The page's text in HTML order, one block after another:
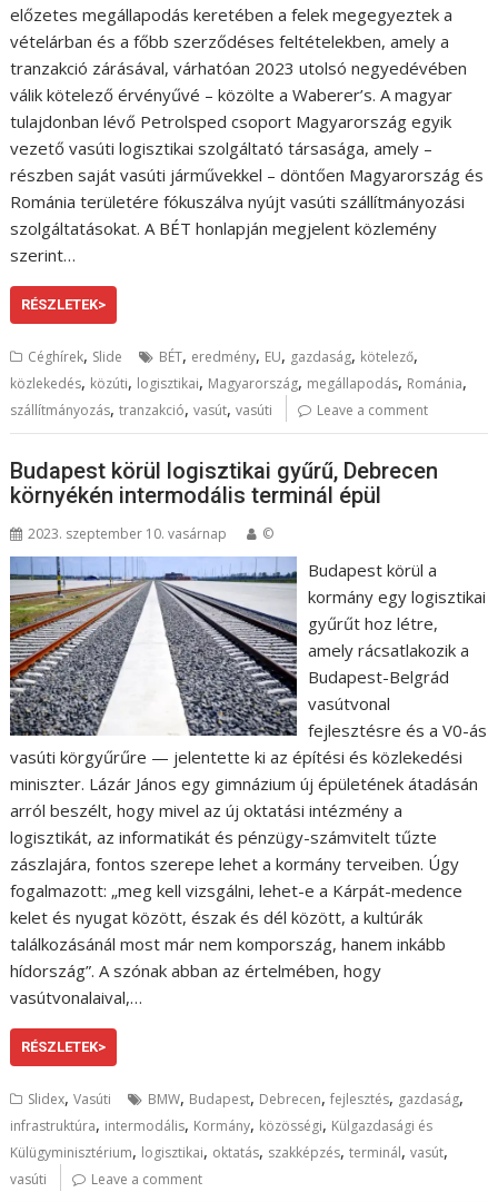
előzetes megállapodás keretében a felek megegyeztek a
vételárban és a főbb szerződéses feltételekben, amely a
tranzakció zárásával, várhatóan 2023 utolsó negyedévében
válik kötelező érvényűvé – közölte a Waberer’s. A magyar
tulajdonban lévő Petrolsped csoport Magyarország egyik
vezető vasúti logisztikai szolgáltató társasága, amely –
részben saját vasúti járművekkel – döntően Magyarország és
Románia területére fókuszálva nyújt vasúti szállítmányozási
szolgáltatásokat. A BÉT honlapján megjelent közlemény
szerint…
RÉSZLETEK>
Céghírek, Slide BÉT, eredmény, EU, gazdaság, kötelező,
közlekedés, közúti, logisztikai, Magyarország, megállapodás, Románia,
szállítmányozás,tranzakció,vasút,vasúti Leave a comment
Budapest körül logisztikai gyűrű, Debrecen
környékén intermodális terminál épül
2023. szeptember 10. vasárnap ©
Budapest körül a
kormány egy logisztikai
gyűrűt hoz létre,
amely rácsatlakozik a
Budapest-Belgrád
vasútvonal
fejlesztésre és a V0-ás
vasúti körgyűrűre — jelentette ki az építési és közlekedési
miniszter. Lázár János egy gimnázium új épületének átadásán
arról beszélt, hogy mivel az új oktatási intézmény a
logisztikát, az informatikát és pénzügy-számvitelt tűzte
zászlajára, fontos szerepe lehet a kormány terveiben. Úgy
fogalmazott: „meg kell vizsgálni, lehet-e a Kárpát-medence
kelet és nyugat között, észak és dél között, a kultúrák
találkozásánál most már nem kompország, hanem inkább
hídország”. A szónak abban az értelmében, hogy
vasútvonalaival,…
RÉSZLETEK>
Slidex,Vasúti BMW, Budapest, Debrecen,fejlesztés, gazdaság,
infrastruktúra, intermodális, Kormány, közösségi, Külgazdasági és
Külügyminisztérium, logisztikai, oktatás, szakképzés,terminál,vasút,
vasúti Leave a comment